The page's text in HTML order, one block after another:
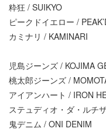
粋狂 / SUIKYO
ピークドイエロー /
カミナリ / KAMINARI
児島ジーンズ / KOJIMA
桃太郎ジーンズ /
アイアンハート / IRON
ステュディオ・ダ・ルチ
鬼デニム / ONI DENIM